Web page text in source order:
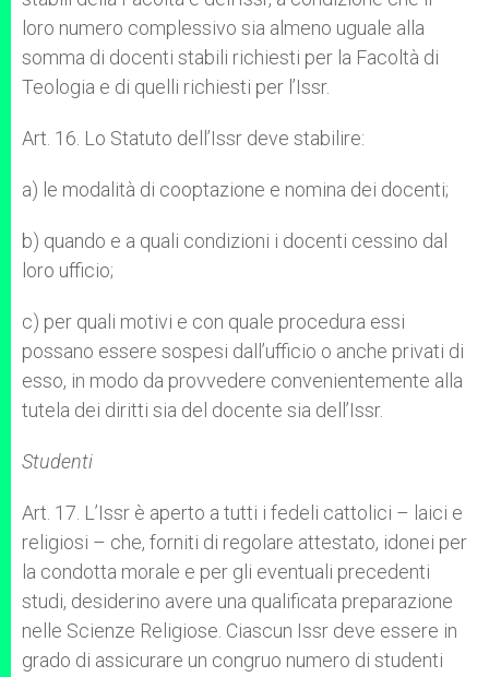
loro numero complessivo sia almeno uguale alla
somma di docenti stabili richiesti per la Facoltà di
Teologia e di quelli richiesti per l’Issr.
Art. 16. Lo Statuto dell’Issr deve stabilire:
a) le modalità di cooptazione e nomina dei docenti;
b) quando e a quali condizioni i docenti cessino dal
loro ufficio;
c) per quali motivi e con quale procedura essi
possano essere sospesi dall’ufficio o anche privati di
esso, in modo da provvedere convenientemente alla
tutela dei diritti sia del docente sia dell’Issr.
Studenti
Art. 17. L’Issr è aperto a tutti i fedeli cattolici – laici e
religiosi – che, forniti di regolare attestato, idonei per
la condotta morale e per gli eventuali precedenti
studi, desiderino avere una qualificata preparazione
nelle Scienze Religiose. Ciascun Issr deve essere in
grado di assicurare un congruo numero di studenti